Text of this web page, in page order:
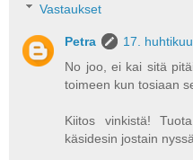
Vastaukset
Petra
17.
No joo, ei kai sitä
toimeen kun tosiaan
Kiitos vinkistä!
käsidesin jostain